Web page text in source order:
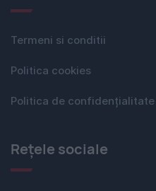
Termeni si conditii
Politica cookies
Politica de confidențialitate
Rețele sociale